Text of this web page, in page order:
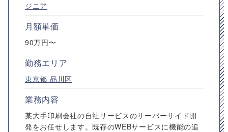
ジニア
月額単価
90万円〜
勤務エリア
東京都 品川区
業務内容
某大手印刷会社の自社サービスのサーバーサイド開
発をお任せします。既存のWEBサービスに機能の追